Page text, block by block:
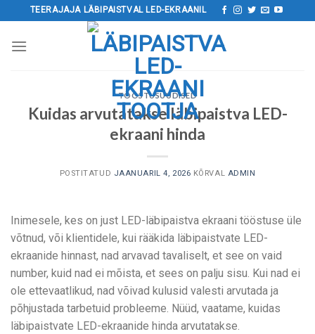
sisu
juurde
TEERAJAJA LÄBIPAISTVAL LED-EKRAANIL
TÖÖSTUSUUDISED
Kuidas arvutatakse läbipaistva LED-
ekraani hinda
POSTITATUD JAANUARIL 4, 2026 KÕRVAL ADMIN
Inimesele, kes on just LED-läbipaistva ekraani tööstuse üle
võtnud, või klientidele, kui rääkida läbipaistvate LED-
ekraanide hinnast, nad arvavad tavaliselt, et see on vaid
number, kuid nad ei mõista, et sees on palju sisu. Kui nad ei
ole ettevaatlikud, nad võivad kulusid valesti arvutada ja
põhjustada tarbetuid probleeme. Nüüd, vaatame, kuidas
läbipaistvate LED-ekraanide hinda arvutatakse.